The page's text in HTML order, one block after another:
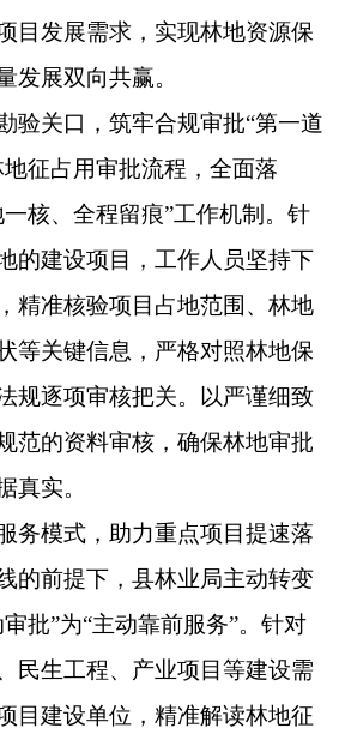
目发展需求，实现林地资源保
发展双向共赢。
验关口，筑牢合规审批“第一道
征占用审批流程，全面落
核、全程留痕”工作机制。针
的建设项目，工作人员坚持下
精准核验项目占地范围、林地
等关键信息，严格对照林地保
规逐项审核把关。以严谨细致
范的资料审核，确保林地审批
真实。
务模式，助力重点项目提速落
的前提下，县林业局主动转变
批”为“主动靠前服务”。针对
民生工程、产业项目等建设需
目建设单位，精准解读林地征